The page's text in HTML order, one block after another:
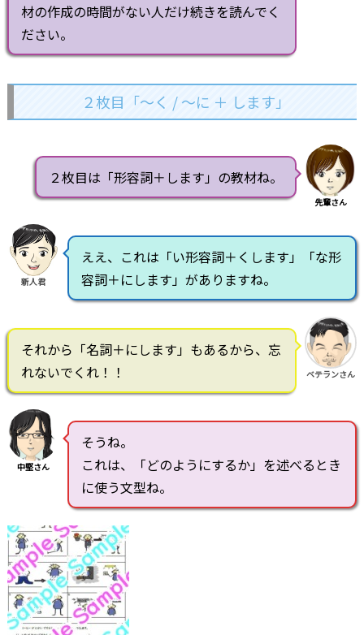
材の作成の時間がない人だけ続きを読んでく
ださい。
２枚目「～く / ～に ＋ します」
２枚目は「形容詞＋します」の教材ね。
先輩さん
新人君
ええ、これは「い形容詞＋くします」「な形
容詞＋にします」がありますね。
それから「名詞＋にします」もあるから、忘
れないでくれ！！
ベテランさん
中堅さん
そうね。
これは、「どのようにするか」を述べるとき
に使う文型ね。